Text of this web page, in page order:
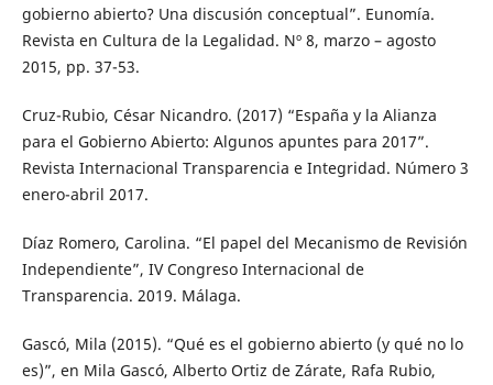
gobierno abierto? Una discusión conceptual”. Eunomía.
Revista en Cultura de la Legalidad. Nº 8, marzo – agosto
2015, pp. 37-53.
Cruz-Rubio, César Nicandro. (2017) “España y la Alianza
para el Gobierno Abierto: Algunos apuntes para 2017”.
Revista Internacional Transparencia e Integridad. Número 3
enero-abril 2017.
Díaz Romero, Carolina. “El papel del Mecanismo de Revisión
Independiente”, IV Congreso Internacional de
Transparencia. 2019. Málaga.
Gascó, Mila (2015). “Qué es el gobierno abierto (y qué no lo
es)”, en Mila Gascó, Alberto Ortiz de Zárate, Rafa Rubio,